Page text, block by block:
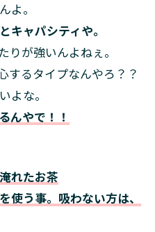
よ。
キャパシティや。
りが強いんよねぇ。
するタイプなんやろ？？
よな。
んやで！！
れたお茶
使う事。吸わない方は、